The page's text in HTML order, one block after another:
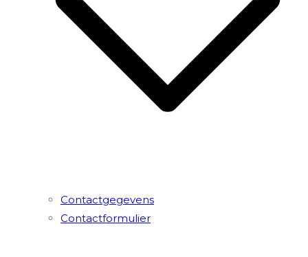
Contactgegevens
Contactformulier